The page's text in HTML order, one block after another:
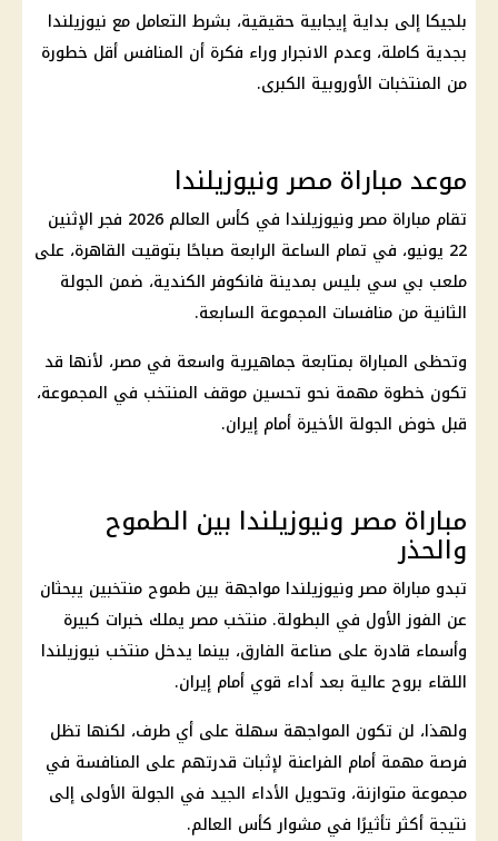
بلجيكا إلى بداية إيجابية حقيقية، بشرط التعامل مع نيوزيلندا
بجدية كاملة، وعدم الانجرار وراء فكرة أن المنافس أقل خطورة
من المنتخبات الأوروبية الكبرى.
موعد مباراة مصر ونيوزيلندا
تقام مباراة مصر ونيوزيلندا في كأس العالم 2026
فجر الإثنين
22 يونيو، في تمام الساعة الرابعة صباحًا بتوقيت
القاهرة، على
ملعب بي سي بليس بمدينة فانكوفر الكندية، ضمن الجولة
الثانية من منافسات المجموعة السابعة.
وتحظى المباراة بمتابعة جماهيرية واسعة في مصر، لأنها قد
تكون خطوة مهمة نحو تحسين موقف المنتخب في المجموعة،
قبل خوض الجولة الأخيرة أمام إيران.
مباراة مصر ونيوزيلندا بين الطموح
والحذر
تبدو مباراة مصر ونيوزيلندا مواجهة بين طموح منتخبين يبحثان
عن الفوز الأول في البطولة. منتخب مصريملك خبرات كبيرة
وأسماء قادرة على صناعة الفارق، بينما يدخل منتخب نيوزيلندا
اللقاء بروح عالية بعد أداء قوي أمام إيران.
ولهذا، لن تكون المواجهة سهلة على أي طرف، لكنها تظل
فرصة مهمة أمام الفراعنة لإثبات قدرتهم على المنافسة في
مجموعة متوازنة، وتحويل الأداء الجيد في الجولة الأولى إلى
نتيجة أكثر تأثيرًا في مشوار كأس العالم.